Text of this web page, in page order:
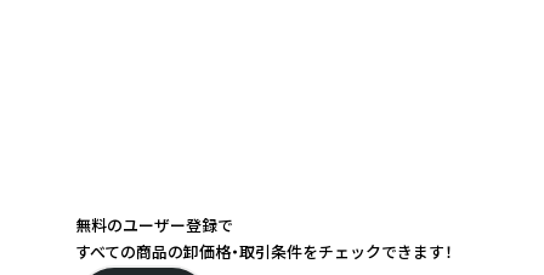
無料のユーザー登録で
すべての商品の卸価格・取引条件をチェックできます！